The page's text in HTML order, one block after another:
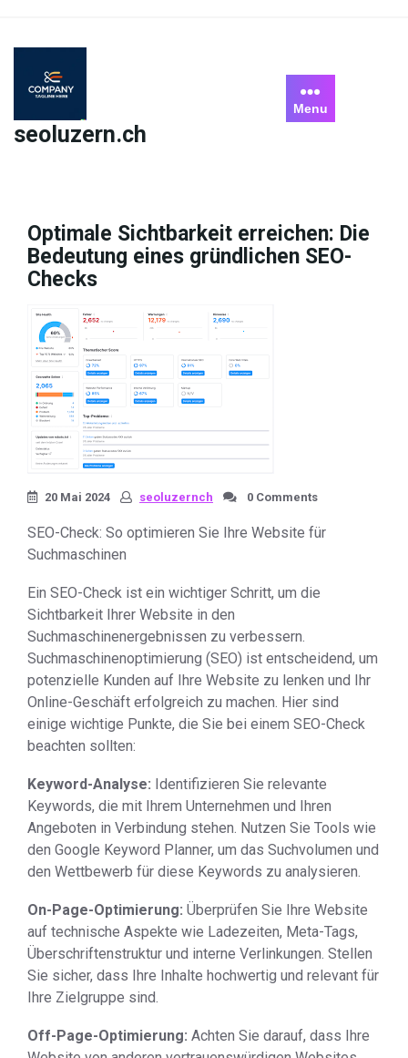
content
seoluzern.ch
Menu
Optimale Sichtbarkeit erreichen: Die
Bedeutung eines gründlichen SEO-
Checks
20 Mai 2024 seoluzernch 0 Comments
SEO-Check: So optimieren Sie Ihre Website für
Suchmaschinen
Ein SEO-Check ist ein wichtiger Schritt, um die
Sichtbarkeit Ihrer Website in den
Suchmaschinenergebnissen zu verbessern.
Suchmaschinenoptimierung (SEO) ist entscheidend, um
potenzielle Kunden auf Ihre Website zu lenken und Ihr
Online-Geschäft erfolgreich zu machen. Hier sind
einige wichtige Punkte, die Sie bei einem SEO-Check
beachten sollten:
Keyword-Analyse: Identifizieren Sie relevante
Keywords, die mit Ihrem Unternehmen und Ihren
Angeboten in Verbindung stehen. Nutzen Sie Tools wie
den Google Keyword Planner, um das Suchvolumen und
den Wettbewerb für diese Keywords zu analysieren.
On-Page-Optimierung: Überprüfen Sie Ihre Website
auf technische Aspekte wie Ladezeiten, Meta-Tags,
Überschriftenstruktur und interne Verlinkungen. Stellen
Sie sicher, dass Ihre Inhalte hochwertig und relevant für
Ihre Zielgruppe sind.
Off-Page-Optimierung: Achten Sie darauf, dass Ihre